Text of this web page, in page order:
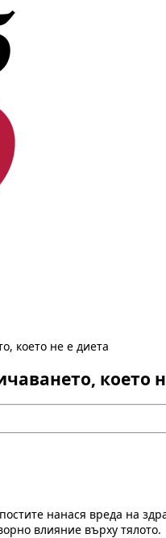
което не е диета
което
нанася вреда на
влияние върху тялото.